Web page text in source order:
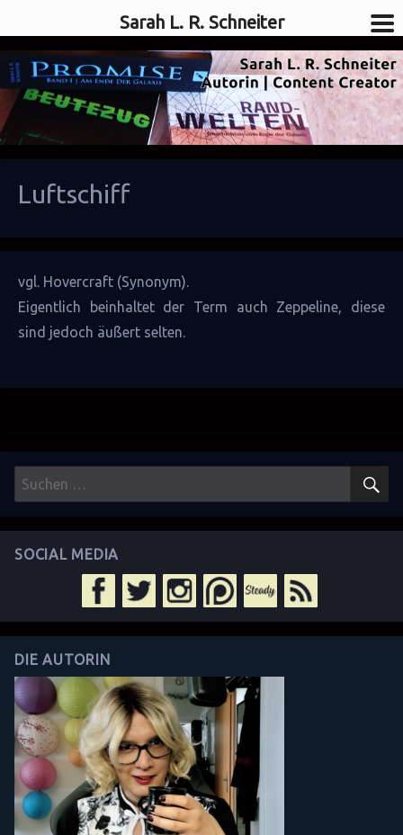
Sarah L. R. Schneiter
Luftschiff
vgl. Hovercraft (Synonym).
Eigentlich beinhaltet der Term auch Zeppeline, diese
sind jedoch äußert selten.
Suchen
nach:
SOCIAL MEDIA
DIE AUTORIN
Sarah L. R. Schneiter